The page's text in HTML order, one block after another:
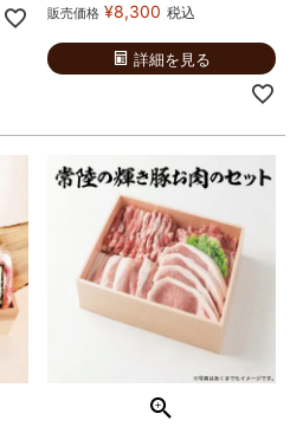
販売価格 ¥8,300 税込
詳細を見る